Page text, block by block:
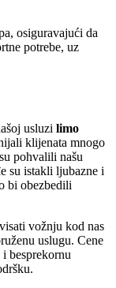
osiguravajući da
potrebe, uz
usluzi limo
klijenata mnogo
pohvalili našu
su istakli ljubazne i
bi obezbedili
vožnju kod nas
uslugu. Cene
besprekornu